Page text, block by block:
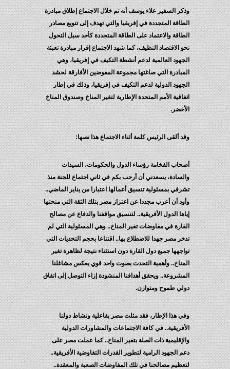
وذكر السفير علاء يوسف أنه تم خلال الاجتماع إطلاق مبادرة
الطاقة المتجددة في إفريقيا والتي تهدف إلى تنويع مصادر
الطاقة والاعتماد على الطاقة المتجددة كأحد سبل التحول
نحو الاقتصاد النظيف، كما شهد الاجتماع إقرار مبادرة تعبئة
الجهود العالمية لدعم أنشطة التكيف في إفريقيا، وهي
المبادرة التي صاغتها مجموعة المفوضين الأفارقة لحشد
الجهود الدولية لدعم التكيف في إفريقيا، وذلك في إطار
اتفاقية الأمم المتحدة الإطارية لتغير المناخ وصندوق المناخ
الأخضر.
وقد ألقى الرئيس كلمة أثناء الاجتماع هذا نصها:
أصحاب الفخامة رؤساء الدول والحكومات، السيدات
والسادة، يسعدني أن أرحب بكم في ثاني اجتماع للجنة منذ
تشرفي بمسئولية تنسيق أعمالها اعتبارا من يناير الماضي..
وأود أن أعرب مجددا عن اعتزاز مصر بتلك الثقة التي منحتها
إياها الدول الأفريقية.. لتنسيق مواقفنا والدفاع عن مصالح
القارة في مفاوضات تغير المناخ.. وهي المسئولية التي لم
تدخر مصر جهدا للاضطلاع بها.. اقتناعا بحجم التحديات التي
تواجهها جميع دول القارة دون استثناء نتيجة لظاهرة تغير
المناخ.. وأهمية التحدث بصوت واحد قوي يعكس مشاغلنا
المشروعة.. ويحقق أهدافنا المنشودة إزاء التوصل إلى اتفاق
دولي طموح ومتوازن.
وفي هذا الإطار، فقد مثلت مصر بفاعلية ونشاط دولنا
الأفريقية.. في كافة الاجتماعات والمشاورات الدولية
والإقليمية ذات الصلة بتغير المناخ.. كما عملت مصر على
دعم الجهود الرامية لتطوير القدرات التفاوضية الأفريقية..
لتعظيم مصالحنا في تلك المفاوضات الصعبة والمعقدة..